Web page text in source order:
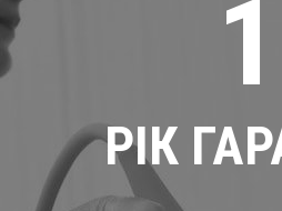
1
РІК